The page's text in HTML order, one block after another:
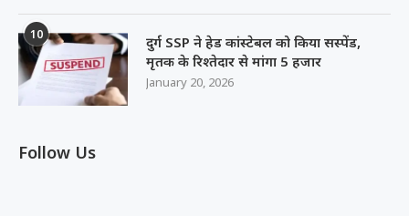
10
दुर्ग SSP ने हेड कांस्टेबल को किया सस्पेंड,
मृतक के रिश्तेदार से मांगा 5 हजार
January 20, 2026
Follow Us